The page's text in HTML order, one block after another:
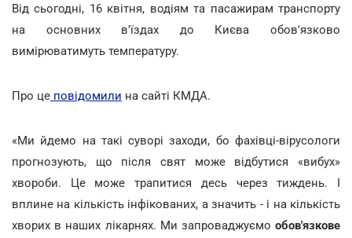
Від сьогодні, 16 квітня, водіям та пасажирам транспорту
на основних в'їздах до Києва обов'язково
вимірюватимуть температуру.
Про це повідомили на сайті КМДА.
«Ми йдемо на такі суворі заходи, бо фахівці-вірусологи
прогнозують, що після свят може відбутися «вибух»
хвороби. Це може трапитися десь через тиждень. І
вплине на кількість інфікованих, а значить - і на кількість
хворих в наших лікарнях. Ми запроваджуємо обов'язкове